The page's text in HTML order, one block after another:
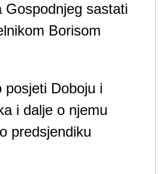
Gospodnjeg sastati
Borisom
posjeti Doboju i
i dalje o njemu
predsjendiku